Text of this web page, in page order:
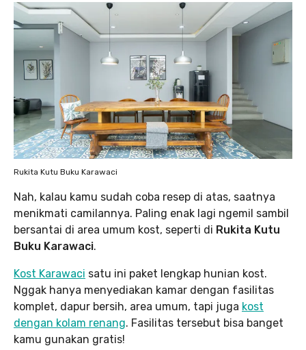
Rukita Kutu Buku Karawaci
Nah, kalau kamu sudah coba resep di atas, saatnya
menikmati camilannya. Paling enak lagi ngemil sambil
bersantai di area umum kost, seperti di Rukita Kutu
Buku Karawaci.
Kost Karawaci satu ini paket lengkap hunian kost.
Nggak hanya menyediakan kamar dengan fasilitas
komplet, dapur bersih, area umum, tapi juga kost
dengan kolam renang. Fasilitas tersebut bisa banget
kamu gunakan gratis!